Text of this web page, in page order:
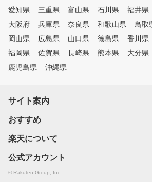
愛知県
三重県 富山県 石川県 福井県
大阪府
兵庫県 奈良県 和歌山県 鳥取
岡山県
広島県 山口県 徳島県 香川県
福岡県
佐賀県 長崎県 熊本県 大分県
鹿児島県
沖縄県
サイト案内
おすすめ
楽天について
公式アカウント
© Rakuten Group, Inc.